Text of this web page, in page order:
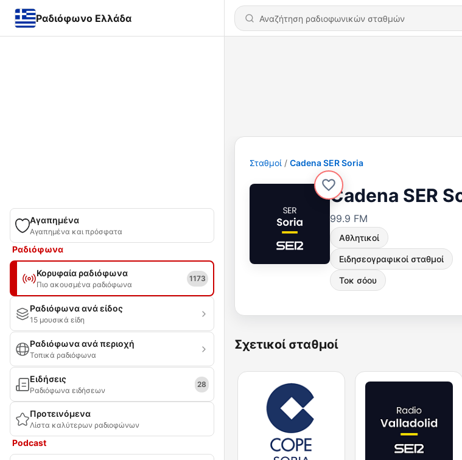
Ραδιόφωνο Ελλάδα
Αγαπημένα
Αγαπημένα και πρόσφατα
Ραδιόφωνα
Κορυφαία ραδιόφωνα
Πιο ακουσμένα ραδιόφωνα
1173
Ραδιόφωνα ανά είδος
15 μουσικά είδη
Ραδιόφωνα ανά περιοχή
Τοπικά ραδιόφωνα
Ειδήσεις
Ραδιόφωνα ειδήσεων
28
Προτεινόμενα
Λίστα καλύτερων ραδιοφώνων
Podcast
Σταθμοί Cadena SER Soria
Cadena SER
99.9 FM
Αθλητικοί
Ειδησεογραφικοί σταθμοί
Τοκ σόου
Σχετικοί σταθμοί